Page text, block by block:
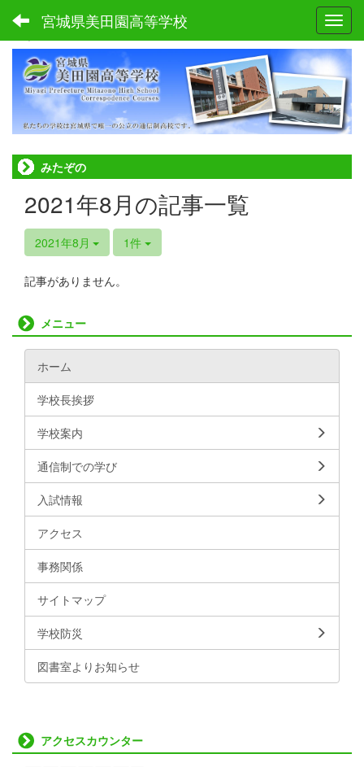
宮城県美田園高等学校
みたぞの
2021年8月の記事一覧
2021年8月 1件
記事がありません。
メニュー
ホーム
学校長挨拶
学校案内
通信制での学び
入試情報
アクセス
事務関係
サイトマップ
学校防災
図書室よりお知らせ
アクセスカウンター